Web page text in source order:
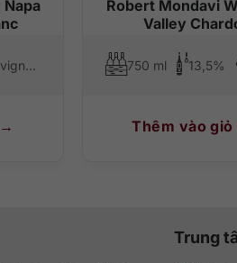
Sauvignon Blanc
Robert Mondavi
Valley
750 ml 13,5%
Thêm vào giỏ
Trung